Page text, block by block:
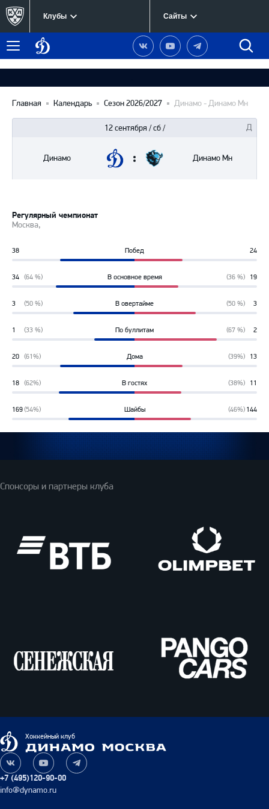
Клубы Сайты
Меню
Динамо
Москва
Наша
группа
Вконтакте
Наш
канал
YouTube
Наш
канал
Telegram
Главная Календарь Сезон 2026/2027 Динамо - Динамо Мн
12 сентября / сб /
Москва,
Регулярный чемпионат
Динамо Динамо Мн
38 Побед
24
34 (64 %) В основное время (36 %)
19
3
(50 %) В овертайме (50 %)
3
1
(33 %) По буллитам (67 %)
2
20 (61%) Дома (39%)
13
18 (62%) В гостях (38%)
11
169(54%) Шайбы (46%) 144
Спонсоры и партнеры клуба
Cars
Динамо
Москва
Хоккейный клуб
+7 (495)120-90-00
info@dynamo.ru
Наша
группа
ВКонтакте
Наш
канал
на
Наш
канал